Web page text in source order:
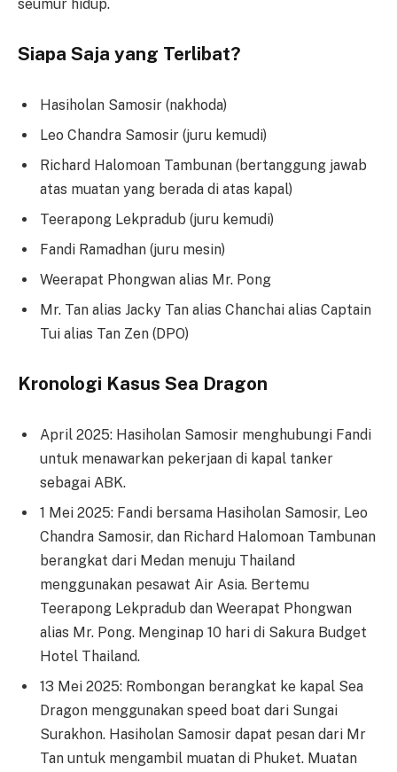
seumur hidup.
Siapa Saja yang Terlibat?
Hasiholan Samosir (nakhoda)
Leo Chandra Samosir (juru kemudi)
Richard Halomoan Tambunan (bertanggung jawab
atas muatan yang berada di atas kapal)
Teerapong Lekpradub (juru kemudi)
Fandi Ramadhan (juru mesin)
Weerapat Phongwan alias Mr. Pong
Mr. Tan alias Jacky Tan alias Chanchai alias Captain
Tui alias Tan Zen (DPO)
Kronologi Kasus Sea Dragon
April 2025: Hasiholan Samosir menghubungi Fandi
untuk menawarkan pekerjaan di kapal tanker
sebagai ABK.
1 Mei 2025: Fandi bersama Hasiholan Samosir, Leo
Chandra Samosir, dan Richard Halomoan Tambunan
berangkat dari Medan menuju Thailand
menggunakan pesawat Air Asia. Bertemu
Teerapong Lekpradub dan Weerapat Phongwan
alias Mr. Pong. Menginap 10 hari di Sakura Budget
Hotel Thailand.
13 Mei 2025: Rombongan berangkat ke kapal Sea
Dragon menggunakan speed boat dari Sungai
Surakhon. Hasiholan Samosir dapat pesan dari Mr
Tan untuk mengambil muatan di Phuket. Muatan